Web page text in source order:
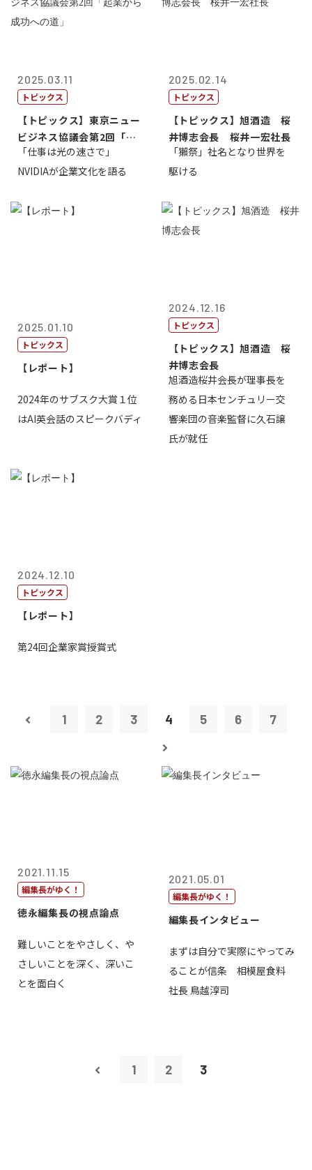
2025.03.11
トピックス
【トピックス】東京ニュー
ビジネス協議会第2回「起
業から成功へ...
「仕事は光の速さで」
NVIDIAが企業文化を語る
2025.02.14
トピックス
【トピックス】旭酒造 桜
井博志会長 桜井一宏社長
「獺祭」社名となり世界を
駆ける
2025.01.10
トピックス
【レポート】
2024年のサブスク大賞１位
はAI英会話のスピークバディ
2024.12.16
トピックス
【トピックス】旭酒造 桜
井博志会長
旭酒造桜井会長が理事長を
務める日本センチュリー交
響楽団の音楽監督に久石譲
氏が就任
2024.12.10
トピックス
【レポート】
第24回企業家賞授賞式
1 2 3 4 5 6 7
2021.11.15
編集長がゆく！
徳永編集長の視点論点
難しいことをやさしく、や
さしいことを深く、深いこ
とを面白く
2021.05.01
編集長がゆく！
編集長インタビュー
まずは自分で実際にやってみ
ることが信条 相模屋食料
社長 鳥越淳司
1 2 3